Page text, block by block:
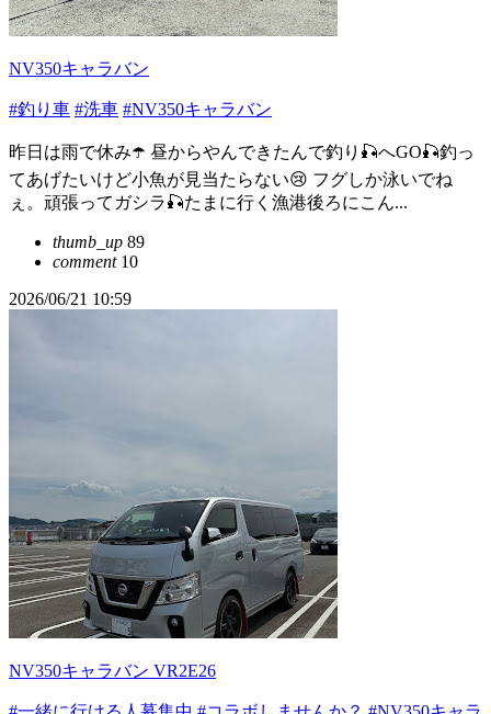
NV350キャラバン
#釣り車 #洗車 #NV350キャラバン
昨日は雨で休み☂️ 昼からやんできたんで釣り🎣へGO🎣釣っ
てあげたいけど小魚が見当たらない😢 フグしか泳いでね
ぇ。頑張ってガシラ🎣たまに行く漁港後ろにこん...
thumb_up 89
comment10
2026/06/21 10:59
NV350キャラバン VR2E26